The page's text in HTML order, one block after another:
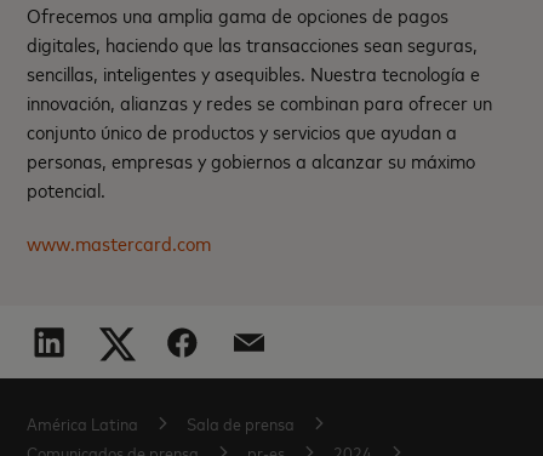
Ofrecemos una amplia gama de opciones de pagos
digitales, haciendo que las transacciones sean seguras,
sencillas, inteligentes y asequibles. Nuestra tecnología e
innovación, alianzas y redes se combinan para ofrecer un
conjunto único de productos y servicios que ayudan a
personas, empresas y gobiernos a alcanzar su máximo
potencial.
www.mastercard.com
América Latina
Sala de prensa